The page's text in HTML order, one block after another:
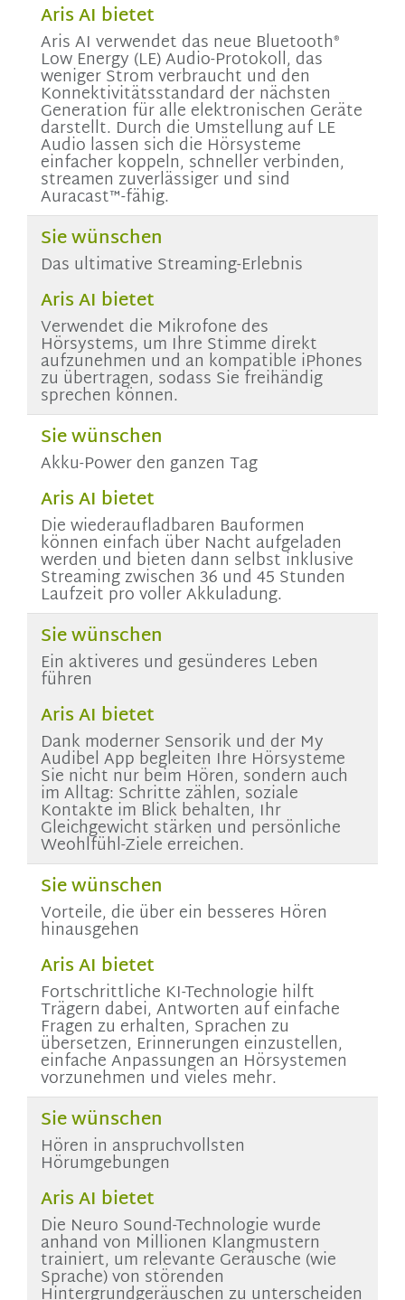
Aris AI bietet
Aris AI verwendet das neue Bluetooth®
Low Energy (LE) Audio-Protokoll, das
weniger Strom verbraucht und den
Konnektivitätsstandard der nächsten
Generation für alle elektronischen Geräte
darstellt. Durch die Umstellung auf LE
Audio lassen sich die Hörsysteme
einfacher koppeln, schneller verbinden,
streamen zuverlässiger und sind
Auracast™-fähig.
Sie wünschen
Das ultimative Streaming-Erlebnis
Aris AI bietet
Verwendet die Mikrofone des
Hörsystems, um Ihre Stimme direkt
aufzunehmen und an kompatible iPhones
zu übertragen, sodass Sie freihändig
sprechen können.
Sie wünschen
Akku-Power den ganzen Tag
Aris AI bietet
Die wiederaufladbaren Bauformen
können einfach über Nacht aufgeladen
werden und bieten dann selbst inklusive
Streaming zwischen 36 und 45 Stunden
Laufzeit pro voller Akkuladung.
Sie wünschen
Ein aktiveres und gesünderes Leben
führen
Aris AI bietet
Dank moderner Sensorik und der My
Audibel App begleiten Ihre Hörsysteme
Sie nicht nur beim Hören, sondern auch
im Alltag: Schritte zählen, soziale
Kontakte im Blick behalten, Ihr
Gleichgewicht stärken und persönliche
Weohlfühl-Ziele erreichen.
Sie wünschen
Vorteile, die über ein besseres Hören
hinausgehen
Aris AI bietet
Fortschrittliche KI-Technologie hilft
Trägern dabei, Antworten auf einfache
Fragen zu erhalten, Sprachen zu
übersetzen, Erinnerungen einzustellen,
einfache Anpassungen an Hörsystemen
vorzunehmen und vieles mehr.
Sie wünschen
Hören in anspruchvollsten
Hörumgebungen
Aris AI bietet
Die Neuro Sound-Technologie wurde
anhand von Millionen Klangmustern
trainiert, um relevante Geräusche (wie
Sprache) von störenden
Hintergrundgeräuschen zu unterscheiden